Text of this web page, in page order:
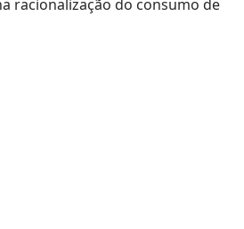
racionalização do consumo de